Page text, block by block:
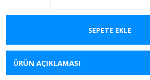
SEPETE EKLE
ÜRÜN AÇIKLAMASI